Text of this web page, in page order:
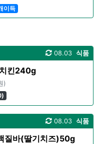
이득
식품
08.03
킨240g
)
식품
08.03
질바(딸기치즈)50g